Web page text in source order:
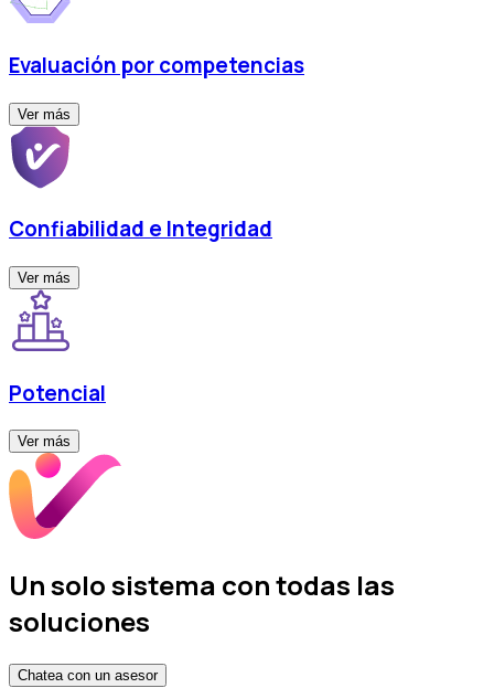
Evaluación por competencias
Ver más
Confiabilidad e Integridad
Ver más
Potencial
Ver más
Un solo sistema con todas las
soluciones
Chatea con un asesor